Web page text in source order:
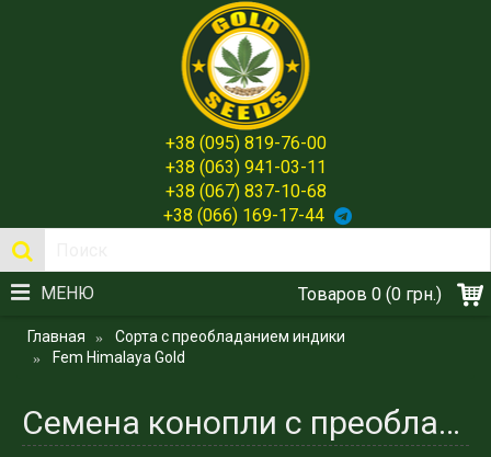
+38 (095) 819-76-00
+38 (063) 941-03-11
+38 (067) 837-10-68
+38 (066) 169-17-44
Товаров 0 (0 грн.)
МЕНЮ
Главная
Сорта с преобладанием индики
Fem Himalaya Gold
Cемена конопли с преобладанием индики Himalaya Gold - Высочайшее Качество Плодов Gold Seeds Spain